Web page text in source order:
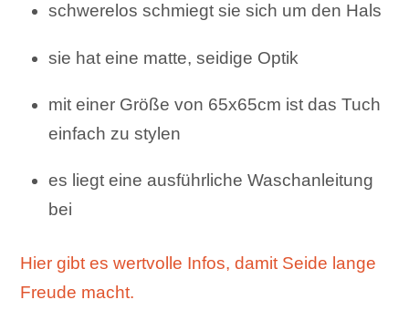
schwerelos schmiegt sie sich um den Hals
sie hat eine matte, seidige Optik
mit einer Größe von 65x65cm ist das Tuch
einfach zu stylen
es liegt eine ausführliche Waschanleitung
bei
Hier gibt es wertvolle Infos, damit Seide lange
Freude macht.